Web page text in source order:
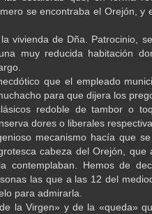
se encontraba el Orejón, y
vivienda de Dña. Patrocinio,
muy reducida habitación
que el empleado
para que dijera los
redoble de tambor o
dores o liberales
mecanismo hacía que
cabeza del Orejón, que
contemplaban. Hemos de
las que a las 12 del
para admirarla.
la Virgen» y de la «queda»